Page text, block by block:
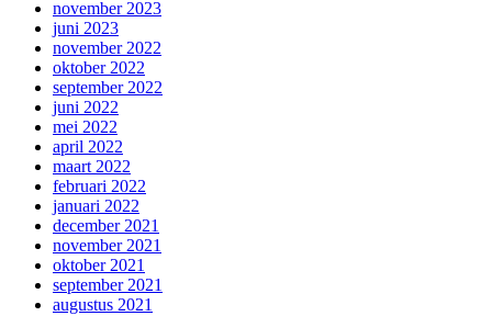
november 2023
juni 2023
november 2022
oktober 2022
september 2022
juni 2022
mei 2022
april 2022
maart 2022
februari 2022
januari 2022
december 2021
november 2021
oktober 2021
september 2021
augustus 2021